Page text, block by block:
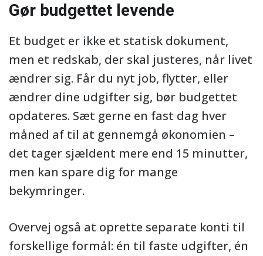
Gør budgettet levende
Et budget er ikke et statisk dokument,
men et redskab, der skal justeres, når livet
ændrer sig. Får du nyt job, flytter, eller
ændrer dine udgifter sig, bør budgettet
opdateres. Sæt gerne en fast dag hver
måned af til at gennemgå økonomien –
det tager sjældent mere end 15 minutter,
men kan spare dig for mange
bekymringer.
Overvej også at oprette separate konti til
forskellige formål: én til faste udgifter, én